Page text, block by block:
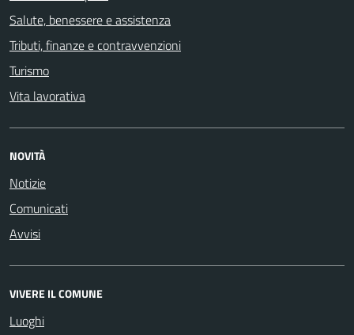
Salute, benessere e assistenza
Tributi, finanze e contravvenzioni
Turismo
Vita lavorativa
NOVITÀ
Notizie
Comunicati
Avvisi
VIVERE IL COMUNE
Luoghi